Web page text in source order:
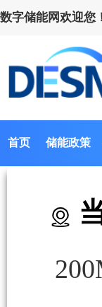
数字储能网欢迎您！
首页 储能政策